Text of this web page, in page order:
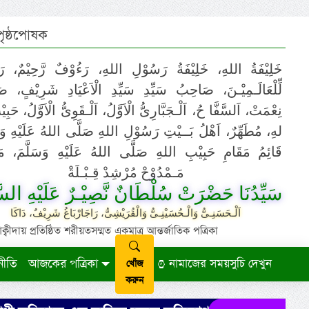
خَلِيْفَةُ اللهِ، خَلِيْفَةُ رَسُوْلِ اللهِ، رَءُوْفٌ رَّحِيْمٌ،
لِّلْعَالَـمِيْـنَ، صَاحِبُ سَيِّدِ سَيِّدِ الْاَعْيَادِ شَرِيْفٍ،
نِعْمَتْ، اَلسَّفَّا حُ، اَلْـجَبَّارِىُّ الْاَوَّلُ، اَلْـقَوِىُّ الْاَوَّلُ،
لهِ، مُطَهِّرٌ، اَهْلُ بَــيْتِ رَسُوْلِ اللهِ صَلَّى اللهُ عَلَيْهِ
قَائِمُ مَقَامِ حَبِيْبِ اللهِ صَلَّى اللهُ عَلَيْهِ وَسَلَّمَ،
مَـمْدُوْحْ مُرْشِدْ قِـبْـلَةْ
سَيِّدُنَا حَضْرَتْ سُلْطَانٌ نَّصِيْـرٌ عَلَيْهِ
اَلْـحَسَنِـىُّ وَالْـحُسَيْنِـىُّ وَالْقُرَيْشِىُّ، رَاجَارْبَاغُ شَرِيْفٌ، دَاكَا
প্রতিষ্ঠিত শরীয়তসম্মত একমাত্র আন্তর্জাতিক পত্রিকা
আজকের পত্রিকা
খোঁজ
করুন
নামাজের সময়সুচি দেখুন